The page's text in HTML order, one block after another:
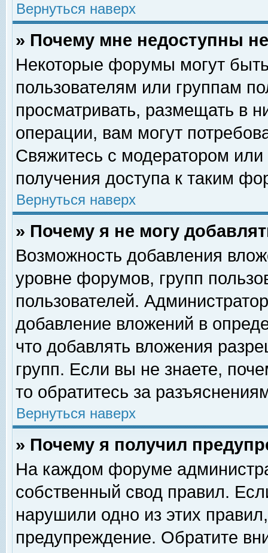
Вернуться наверх
» Почему мне недоступны
Некоторые форумы могут
пользователям или группам
просматривать, размещать в
операции, вам могут
Свяжитесь с модератором
получения доступа к таким
Вернуться наверх
» Почему я не могу
Возможность добавления
уровне форумов, групп
пользователей.
добавление вложений в
что добавлять вложения
групп. Если вы не знаете,
то обратитесь за
Вернуться наверх
» Почему я получил
На каждом форуме
собственный свод правил.
нарушили одно из этих
предупреждение. Обратите